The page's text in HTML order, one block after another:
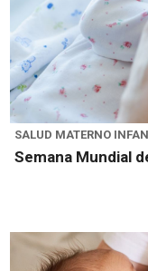
SALUD MATERNO
Semana Mundial